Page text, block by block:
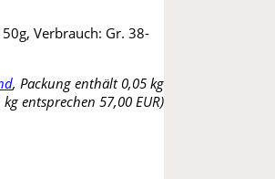
Verbrauch: Gr. 38-
, Packung enthält 0,05 kg
kg entsprechen 57,00 EUR)